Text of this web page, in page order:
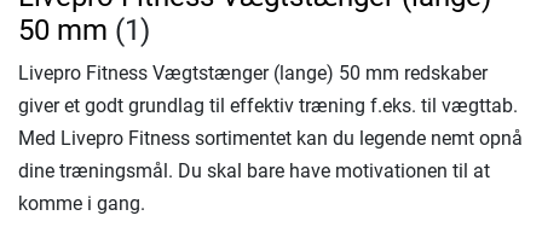
50 mm (1)
Livepro Fitness Vægtstænger (lange) 50 mm redskaber
giver et godt grundlag til effektiv træning f.eks. til vægttab.
Med Livepro Fitness sortimentet kan du legende nemt opnå
dine træningsmål. Du skal bare have motivationen til at
komme i gang.